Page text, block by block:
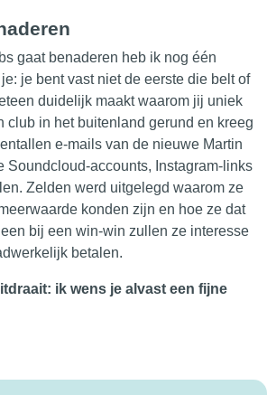
gaat benaderen heb ik nog één
je bent vast niet de eerste die belt of
duidelijk maakt waarom jij uniek
club in het buitenland gerund en kreeg
e-mails van de nieuwe Martin
Soundcloud-accounts, Instagram-links
Zelden werd uitgelegd waarom ze
konden zijn en hoe ze dat
bij een win-win zullen ze interesse
betalen.
ik wens je alvast een fijne